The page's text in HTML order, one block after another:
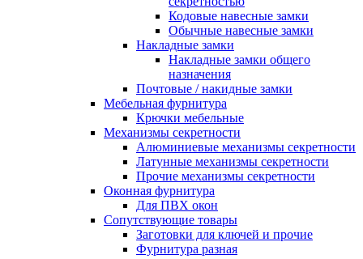
Кодовые навесные замки
Обычные навесные замки
Накладные замки
Накладные замки общего
назначения
Почтовые / накидные замки
Мебельная фурнитура
Крючки мебельные
Механизмы секретности
Алюминиевые механизмы секретности
Латунные механизмы секретности
Прочие механизмы секретности
Оконная фурнитура
Для ПВХ окон
Сопутствующие товары
Заготовки для ключей и прочие
Фурнитура разная